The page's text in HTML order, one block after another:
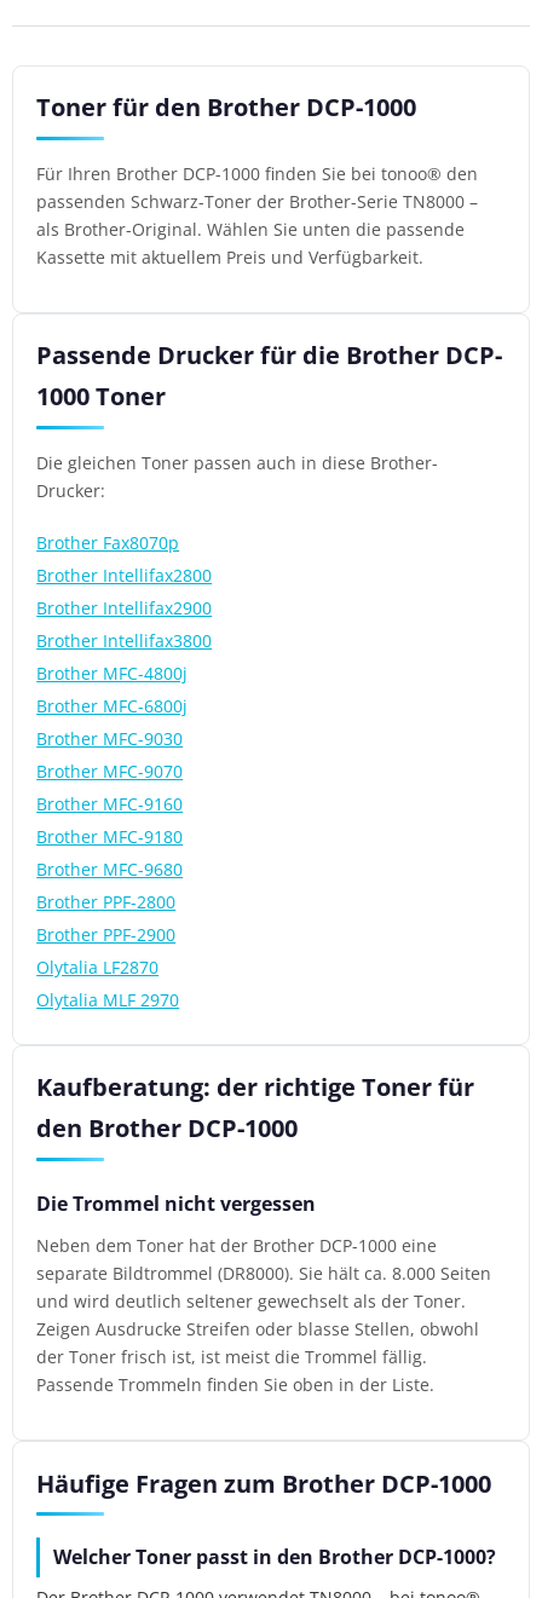
Toner für den Brother DCP-1000
Für Ihren Brother DCP-1000 finden Sie bei tonoo® den
passenden Schwarz-Toner der Brother-Serie TN8000 –
als Brother-Original. Wählen Sie unten die passende
Kassette mit aktuellem Preis und Verfügbarkeit.
Passende Drucker für die Brother DCP-
1000 Toner
Die gleichen Toner passen auch in diese Brother-
Drucker:
Brother Fax8070p
Brother Intellifax2800
Brother Intellifax2900
Brother Intellifax3800
Brother MFC-4800j
Brother MFC-6800j
Brother MFC-9030
Brother MFC-9070
Brother MFC-9160
Brother MFC-9180
Brother MFC-9680
Brother PPF-2800
Brother PPF-2900
Olytalia LF2870
Olytalia MLF 2970
Kaufberatung: der richtige Toner für
den Brother DCP-1000
Die Trommel nicht vergessen
Neben dem Toner hat der Brother DCP-1000 eine
separate Bildtrommel (DR8000). Sie hält ca. 8.000 Seiten
und wird deutlich seltener gewechselt als der Toner.
Zeigen Ausdrucke Streifen oder blasse Stellen, obwohl
der Toner frisch ist, ist meist die Trommel fällig.
Passende Trommeln finden Sie oben in der Liste.
Häufige Fragen zum Brother DCP-1000
Welcher Toner passt in den Brother DCP-1000?